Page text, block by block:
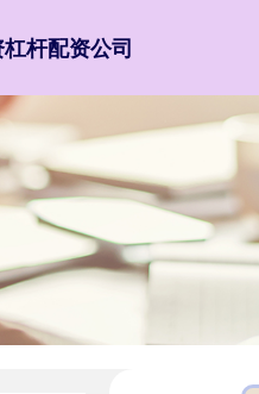
杠杆配资公司